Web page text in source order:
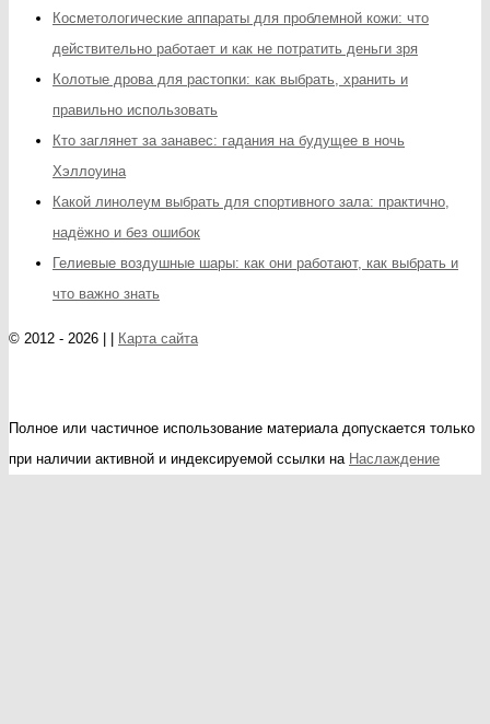
Косметологические аппараты для проблемной кожи: что
действительно работает и как не потратить деньги зря
Колотые дрова для растопки: как выбрать, хранить и
правильно использовать
Кто заглянет за занавес: гадания на будущее в ночь
Хэллоуина
Какой линолеум выбрать для спортивного зала: практично,
надёжно и без ошибок
Гелиевые воздушные шары: как они работают, как выбрать и
что важно знать
© 2012 - 2026 | | Карта сайта
Полное или частичное использование материала допускается только
при наличии активной и индексируемой ссылки на Наслаждение